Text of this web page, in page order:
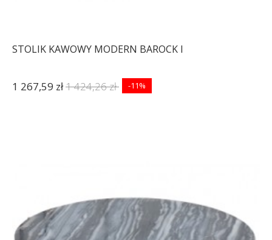
STOLIK KAWOWY MODERN BAROCK I
1 267,59 zł1 424,26 zł -11%